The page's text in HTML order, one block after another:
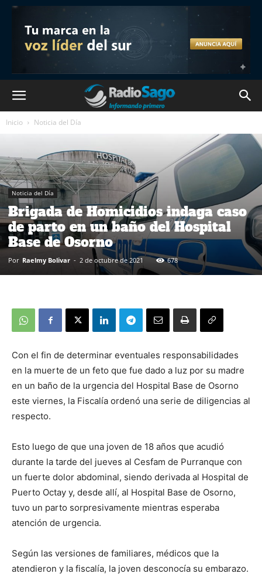
Inicio Noticia del Día
Noticia del Día
Brigada de Homicidios indaga caso
de parto en un baño del Hospital
Base de Osorno
Por Raelmy Bolivar - 2 de octubre de 2021 678
Con el fin de determinar eventuales responsabilidades
en la muerte de un feto que fue dado a luz por su madre
en un baño de la urgencia del Hospital Base de Osorno
este viernes, la Fiscalía ordenó una serie de diligencias al
respecto.
Esto luego de que una joven de 18 años que acudió
durante la tarde del jueves al Cesfam de Purranque con
un fuerte dolor abdominal, siendo derivada al Hospital de
Puerto Octay y, desde allí, al Hospital Base de Osorno,
tuvo un parto sorpresivamente mientras esperaba
atención de urgencia.
Según las versiones de familiares, médicos que la
atendieron y la fiscalía, la joven desconocía su embarazo.